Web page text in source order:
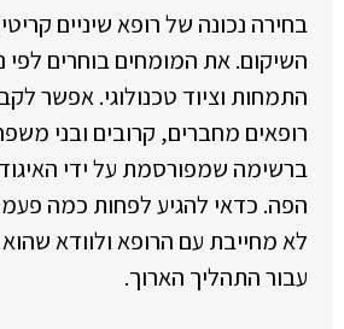
בחירה נכונה של רופא שיניים
השיקום. את המומחים בוחרים לפי
התמחות וציוד טכנולוגי. אפשר
רופאים מחברים, קרובים ובני
ברשימה שמפורסמת על ידי
הפה. כדאי להגיע לפחות כמה
לא מחייבת עם הרופא ולוודא
עבור התהליך הארוך.